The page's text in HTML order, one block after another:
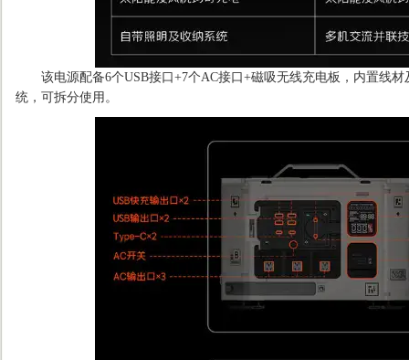
该电源配备6个USB接口+7个AC接口+磁吸无线充电板，内置线材
统，可拆分使用。